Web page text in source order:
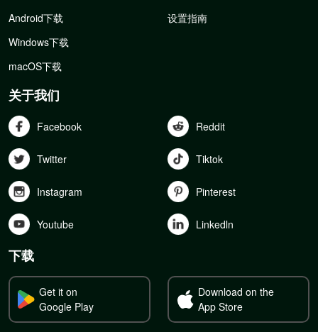
Android下载
Windows下载
macOS下载
设置指南
关于我们
Facebook Reddit
Twitter Tiktok
Instagram Pinterest
Youtube Linkedln
下载
Get it on
Google Play
Download on the
App Store